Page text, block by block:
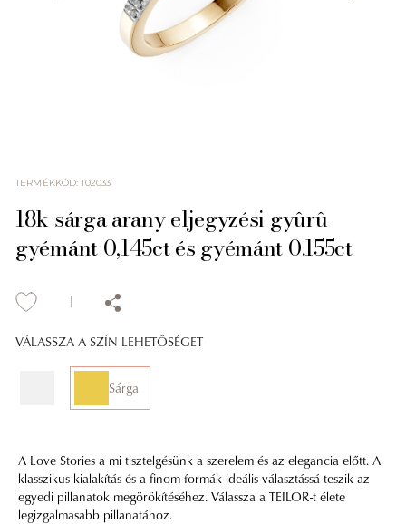
TERMÉKKÓD:102033
18k sárga arany eljegyzési gyûrû
gyémánt 0,145ct és gyémánt 0.155ct
VÁLASSZA A SZÍN LEHETŐSÉGET
Sárga
A Love Stories a mi tisztelgésünk a szerelem és az elegancia előtt. A
klasszikus kialakítás és a finom formák ideális választássá teszik az
egyedi pillanatok megörökítéséhez. Válassza a TEILOR-t élete
legizgalmasabb pillanatához.